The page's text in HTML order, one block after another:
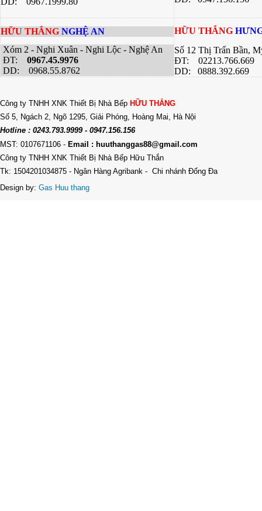
HỮU THẮNG NGHỆ AN
Xóm 2 - Nghi Xuân - Nghi Lộc - Nghệ An
ĐT: 0967.45.9976
DD: 0968.55.8762
HỮU THẮNG
Số 12 Thị Trấn Bần,
ĐT: 02213.766.669
DD: 0888.392.669
Công ty TNHH XNK Thiết Bị Nhà Bếp HỮU THẮNG
Số 5, Ngách 2, Ngõ 1295, Giải Phóng, Hoàng Mai, Hà Nội
Hotline : 0243.793.9999 - 0947.156.156
MST: 0107671106 - Email : huuthanggas88@gmail.com
Công ty TNHH XNK Thiết Bị Nhà Bếp Hữu Thắn
Tk: 1504201034875 - Ngân Hàng Agribank - Chi nhánh Đống Đa
Design by: Gas Huu thang